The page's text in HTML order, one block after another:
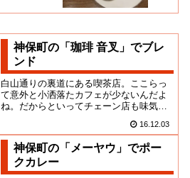
神保町の「珈琲 音叉」でブレ
ンド
白山通りの裏道にある喫茶店。ここらっ
て意外と小洒落たカフェが少ないんだよ
ね。だからといってチェーン店も味気な
た。お店はレンガをあしらって... 16.12.03
神保町の「メーヤウ」でポー
クカレー